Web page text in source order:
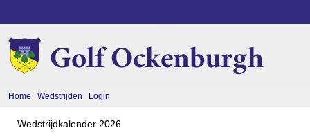
Home Wedstrijden Login
Wedstrijdkalender 2026